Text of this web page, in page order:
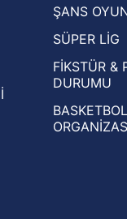
Ligi haberleri
haberleri
ŞANS
SÜPER LİG
FİKSTÜR &
DURUMU